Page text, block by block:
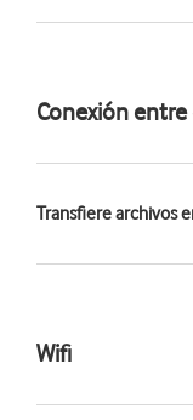
Conexión
Transfiere archivos
Wifi